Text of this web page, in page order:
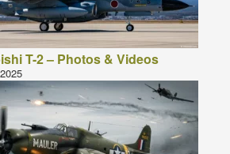
T-2 – Photos & Videos